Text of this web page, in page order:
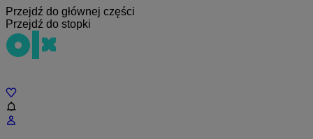
Przejdź do głównej części
Przejdź do stopki